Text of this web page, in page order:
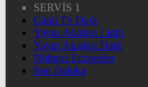
SERVİS 1
Canlı Tv Dark
Yayın Akışları Light
Yayın Akışları Dark
Nöbetçi Eczaneler
Son Dakika